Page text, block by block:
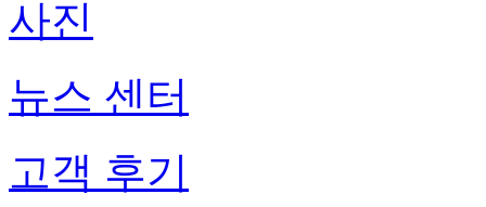
사진
뉴스 센터
고객 후기